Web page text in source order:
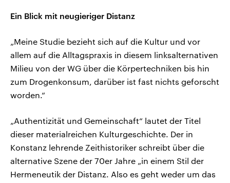
Ein Blick mit neugieriger Distanz
„Meine Studie bezieht sich auf die Kultur und vor
allem auf die Alltagspraxis in diesem linksalternativen
Milieu von der WG über die Körpertechniken bis hin
zum Drogenkonsum, darüber ist fast nichts geforscht
worden.“
„Authentizität und Gemeinschaft“ lautet der Titel
dieser materialreichen Kulturgeschichte. Der in
Konstanz lehrende Zeithistoriker schreibt über die
alternative Szene der 70er Jahre „in einem Stil der
Hermeneutik der Distanz. Also es geht weder um das